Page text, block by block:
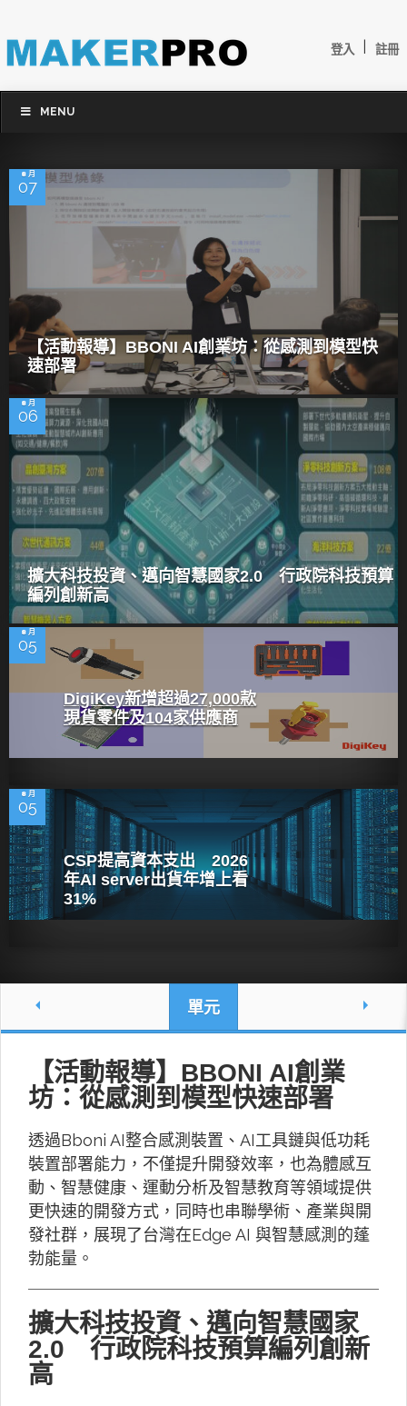
登入 註冊
MENU
8 月
07
【活動報導】BBONI AI創業坊：從感測到模型快
速部署
8 月
06
擴大科技投資、邁向智慧國家2.0 行政院科技預算
編列創新高
8 月
05
DigiKey新增超過27,000款
現貨零件及104家供應商
8 月
05
CSP提高資本支出 2026
年AI server出貨年增上看
31%
單元
【活動報導】BBONI AI創業
坊：從感測到模型快速部署
透過Bboni AI整合感測裝置、AI工具鏈與低功耗
裝置部署能力，不僅提升開發效率，也為體感互
動、智慧健康、運動分析及智慧教育等領域提供
更快速的開發方式，同時也串聯學術、產業與開
發社群，展現了台灣在Edge AI 與智慧感測的蓬
勃能量。
擴大科技投資、邁向智慧國家
2.0 行政院科技預算編列創新
高